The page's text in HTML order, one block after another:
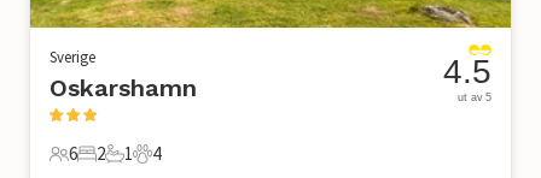
Sverige
Oskarshamn
6 Gjester
6
2 Soverom
2
1 Bad
1
4 Kjæledyr
4
4.5
ut av 5